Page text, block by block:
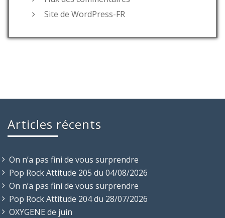
Site de WordPress-FR
Articles récents
On n’a pas fini de vous surprendre
Pop Rock Attitude 205 du 04/08/2026
On n’a pas fini de vous surprendre
Pop Rock Attitude 204 du 28/07/2026
OXYGENE de juin